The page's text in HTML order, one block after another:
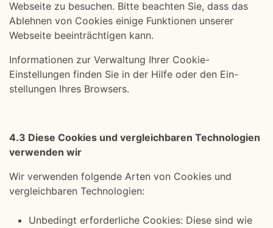
Webseite zu besuchen. Bitte beachten Sie, dass das
Ablehnen von Cookies einige Funktionen unserer
Webseite beeinträchtigen kann.
Informationen zur Verwaltung Ihrer Cookie-
Einstellungen finden Sie in der Hilfe oder den Ein-
stellungen Ihres Browsers.
4.3 Diese Cookies und vergleichbaren Technologien
verwenden wir
Wir verwenden folgende Arten von Cookies und
vergleichbaren Technologien:
Unbedingt erforderliche Cookies: Diese sind wie